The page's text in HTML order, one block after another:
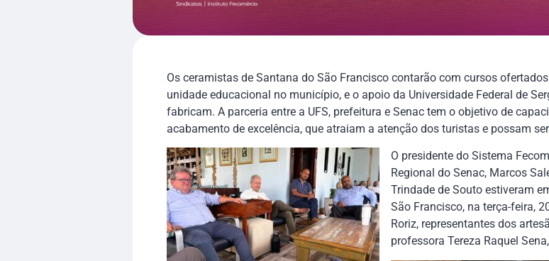
Os ceramistas de Santana do São Francisco contarão com cursos
unidade educacional no município, e o apoio da Universidade Federal de
fabricam. A parceria entre a UFS, prefeitura e Senac tem o objetivo de
acabamento de excelência, que atraiam a atenção dos turistas e possam
O presidente do Sistema
Regional do Senac, Marcos
Trindade de Souto estiveram
São Francisco, na terça-feira,
Roriz, representantes dos
professora Tereza Raquel